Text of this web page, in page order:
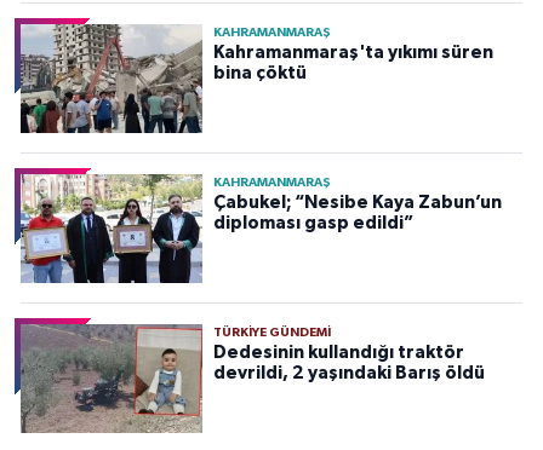
KAHRAMANMARAŞ
Kahramanmaraş'ta yıkımı süren
bina çöktü
KAHRAMANMARAŞ
Çabukel; “Nesibe Kaya Zabun’un
diploması gasp edildi”
TÜRKIYE GÜNDEMI
Dedesinin kullandığı traktör
devrildi, 2 yaşındaki Barış öldü